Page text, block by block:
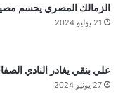
الزمالك المصري يحسم
21 يوليو 2024
علي بنقي يغادر النادي
27 يونيو 2024